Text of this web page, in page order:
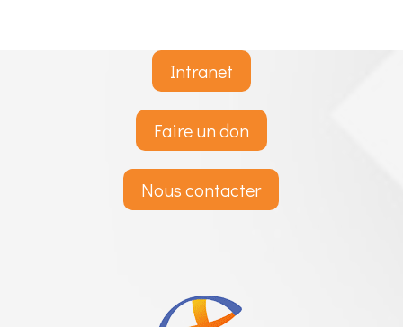
Intranet
Faire un don
Nous contacter